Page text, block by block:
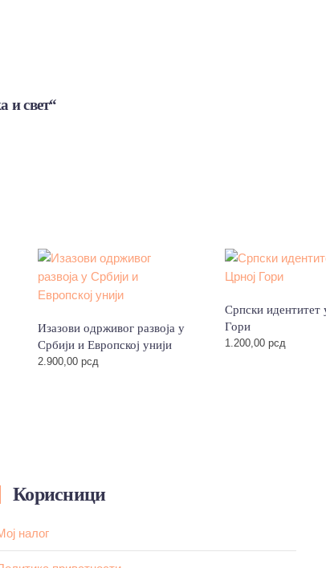
и свет“
Изазови одрживог развоја у
Србији и Европској унији
2.900,00 рсд
Српски идентитет
Гори
1.200,00 рсд
Корисници
налог